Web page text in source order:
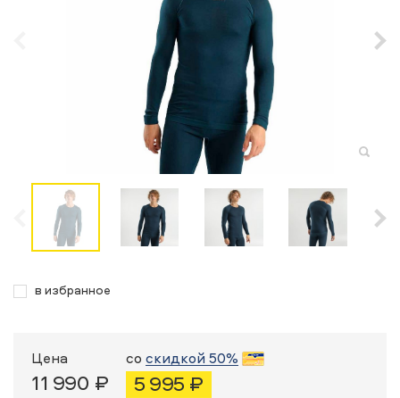
в избранное
Цена
11 990 ₽
со скидкой 50%
5 995 ₽